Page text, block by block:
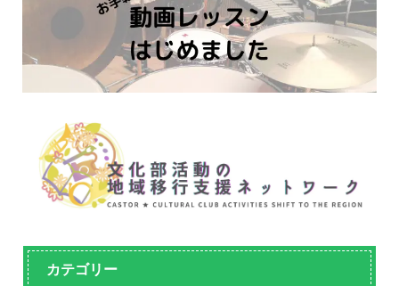
カテゴリー